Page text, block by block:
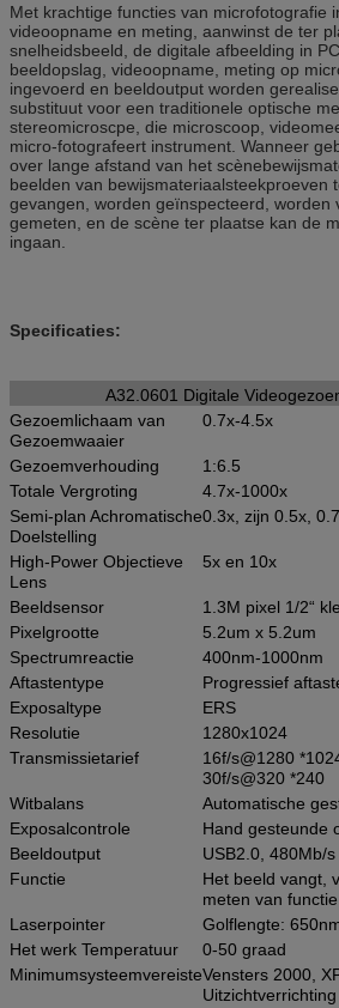
Met krachtige functies van microfotografie
videoopname en meting, aanwinst de ter
snelheidsbeeld, de digitale afbeelding in
beeldopslag, videoopname, meting op
ingevoerd en beeldoutput worden
substituut voor een traditionele optische
stereomicroscpe, die microscoop,
micro-fotografeert instrument. Wanneer
over lange afstand van het
beelden van bewijsmateriaalsteekproeven
gevangen, worden geïnspecteerd, worden
gemeten, en de scène ter plaatse kan de
ingaan.
Specificaties:
A32.0601 Digitale
Gezoemlichaam van
Gezoemwaaier
0.7x-4.5x
Gezoemverhouding
1:6.5
Totale Vergroting
4.7x-1000x
Semi-plan Achromatische
Doelstelling
0.3x, zijn 0.5x,
High-Power Objectieve
Lens
5x en 10x
Beeldsensor
1.3M pixel 1/2“
Pixelgrootte
5.2um x 5.2um
Spectrumreactie
400nm-1000nm
Aftastentype
Progressief
Exposaltype
ERS
Resolutie
1280x1024
Transmissietarief
16f/s@1280
30f/s@320 *240
Witbalans
Automatische
Exposalcontrole
Hand gesteunde
Beeldoutput
USB2.0, 480Mb/s
Functie
Het beeld vangt,
meten van functie
Laserpointer
Golflengte:
Het werk Temperatuur
0-50 graad
MinimumsysteemvereisteVensters 2000,
Uitzichtverrichting